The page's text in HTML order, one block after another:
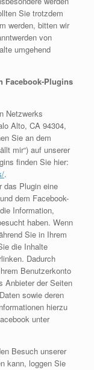
Sie trotzdem
werden, bitten wir
von
umgehend
Facebook-Plugins
Netzwerks
Alto, CA 94304,
Sie an dem
mir“) auf unserer
finden Sie hier:
.
das Plugin eine
dem Facebook-
Information,
haben. Wenn
Sie in Ihrem
die Inhalte
Dadurch
Benutzerkonto
Anbieter der Seiten
sowie deren
hierzu
unter
Besuch unserer
kann, loggen Sie